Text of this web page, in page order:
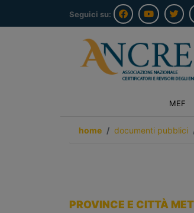
Seguici su:
MEF
home documenti pubblici
PROVINCE E CITTÀ